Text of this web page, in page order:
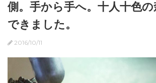
側。手から手へ。十人十色
できました。
2016/10/11